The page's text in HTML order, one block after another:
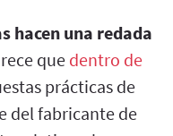
hacen una redada
quedentro de
prácticas de
del fabricante de